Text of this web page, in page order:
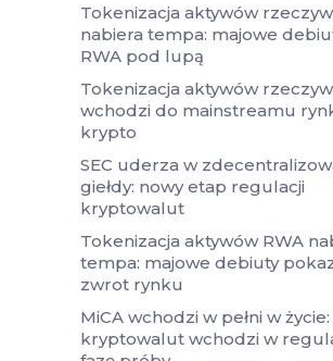
Tokenizacja aktywów
nabiera tempa: majowe
RWA pod lupą
Tokenizacja aktywów
wchodzi do mainstreamu
krypto
SEC uderza w
giełdy: nowy etap regulacji
kryptowalut
Tokenizacja aktywów RWA
tempa: majowe debiuty
zwrot rynku
MiCA wchodzi w pełni w
kryptowalut wchodzi w